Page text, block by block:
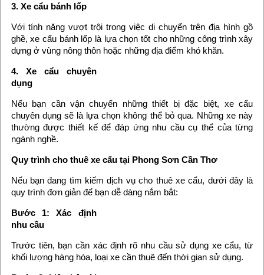
3. Xe cẩu bánh lốp
Với tính năng vượt trội trong việc di chuyển trên địa hình gồ
ghề, xe cẩu bánh lốp là lựa chọn tốt cho những công trình xây
dựng ở vùng nông thôn hoặc những địa điểm khó khăn.
4. Xe cẩu chuyên
dụng
Nếu bạn cần vận chuyển những thiết bị đặc biệt, xe cẩu
chuyên dụng sẽ là lựa chọn không thể bỏ qua. Những xe này
thường được thiết kế để đáp ứng nhu cầu cụ thể của từng
ngành nghề.
Quy trình cho thuê xe cẩu tại Phong Sơn Cần Thơ
Nếu bạn đang tìm kiếm dịch vụ cho thuê xe cẩu, dưới đây là
quy trình đơn giản để bạn dễ dàng nắm bắt:
Bước 1: Xác định
nhu cầu
Trước tiên, bạn cần xác định rõ nhu cầu sử dụng xe cẩu, từ
khối lượng hàng hóa, loại xe cần thuê đến thời gian sử dụng.